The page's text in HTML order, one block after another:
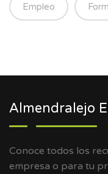
Empleo
Almendralejo
Conoce todos los
empresa o para tu